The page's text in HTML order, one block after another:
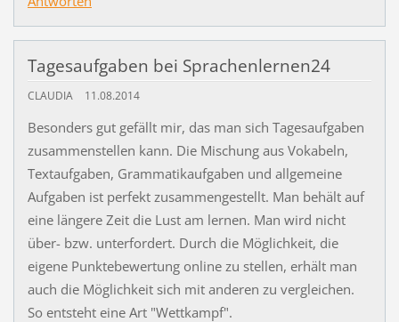
Tagesaufgaben bei Sprachenlernen24
CLAUDIA 11.08.2014
Besonders gut gefällt mir, das man sich Tagesaufgaben
zusammenstellen kann. Die Mischung aus Vokabeln,
Textaufgaben, Grammatikaufgaben und allgemeine
Aufgaben ist perfekt zusammengestellt. Man behält auf
eine längere Zeit die Lust am lernen. Man wird nicht
über- bzw. unterfordert. Durch die Möglichkeit, die
eigene Punktebewertung online zu stellen, erhält man
auch die Möglichkeit sich mit anderen zu vergleichen.
So entsteht eine Art "Wettkampf".